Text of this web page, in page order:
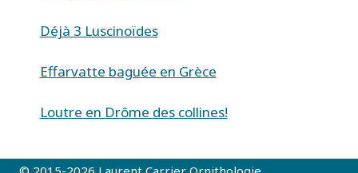
Déjà 3 Luscinoïdes
Effarvatte baguée en Grèce
Loutre en Drôme des collines!